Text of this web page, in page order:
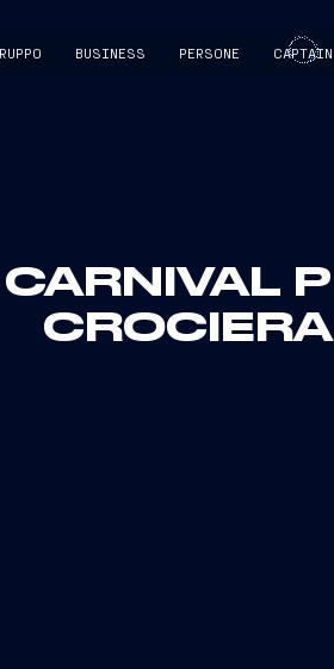
BUSINESS PERSONE CAPTAIN
CAPTAIN
CROCIERA